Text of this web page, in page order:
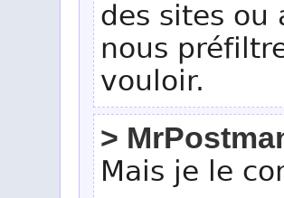
des sites
nous
vouloir.
>
Mais je le